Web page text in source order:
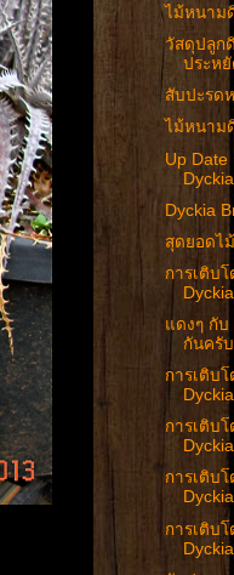
ไม้หนาม
วัสดุปลูก
ประห
สับปะรด
ไม้หนาม
Up Date
Dyckia
สุดยอดไ
การเติบ
แดงๆ กับ
กันครับ
การเติบ
การเติบ
การเติบ
การเติบ